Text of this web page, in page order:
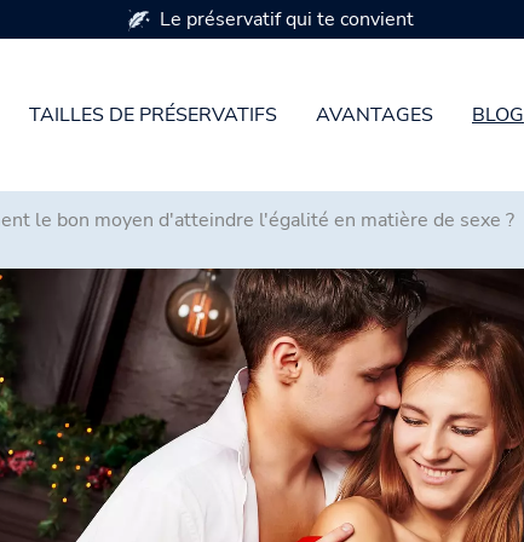
TAILLES DE PRÉSERVATIFS AVANTAGES BLOG
Disponible en 7 tailles de préservatifs
le bon moyen d'atteindre l'égalité en matière de sexe ?